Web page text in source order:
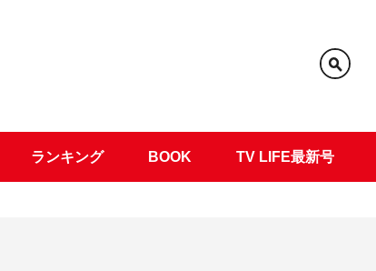
ランキング BOOK TV LIFE最新号